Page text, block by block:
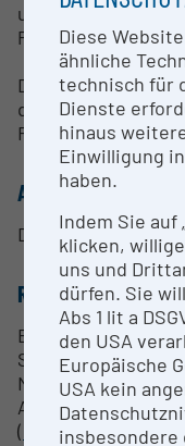
und Kollimatoren,
Probenwechsler.
DIFFRAC.EVA und
qualitatitve und
Rietveld-
ANSPRECHPERSON
Dr. Lidia Pittarello
RESEARCH SERVICES
Bestimmung von
Schmucksteinen,
Meteoriten unter
Anfrage möglich
( https://
Diese
ähnliche
technisch für
Dienste
hinaus
Einwilligung
haben.
Indem Sie auf
klicken,
uns und
dürfen. Sie
Abs 1 lit a
den USA
Europäische
USA kein
insbesondere